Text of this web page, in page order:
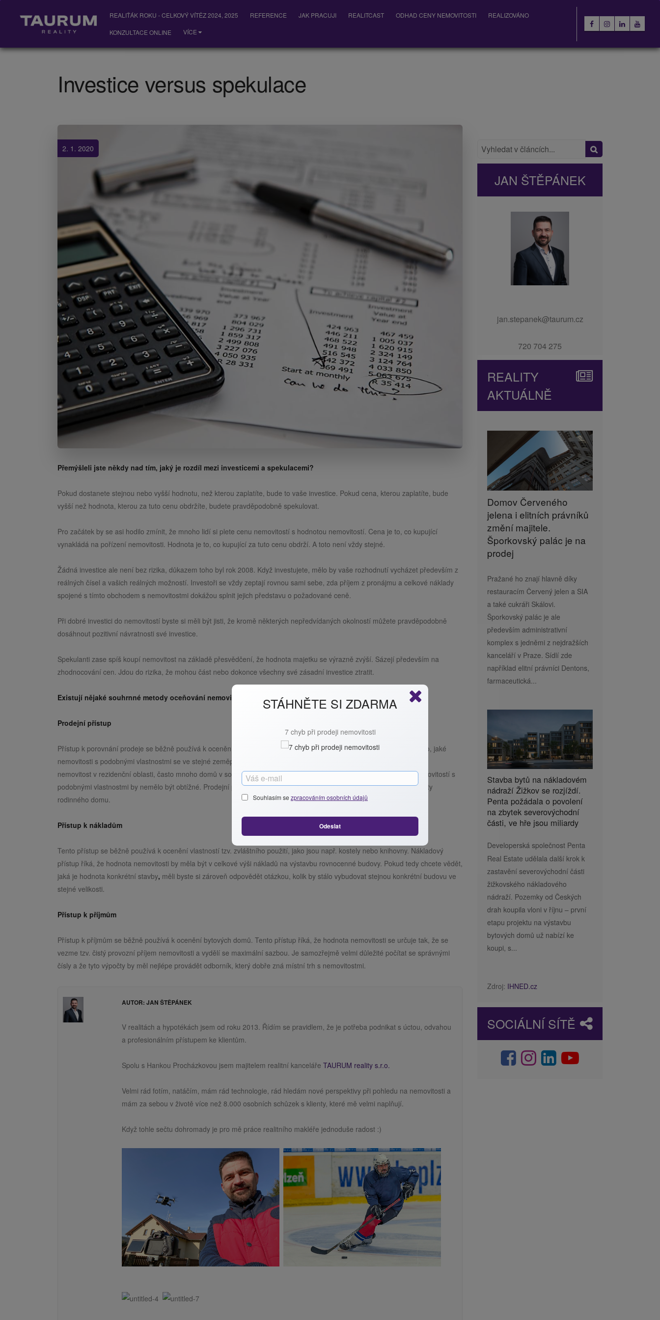
REALIŤÁK ROKU - CELKOVÝ VÍTĚZ 2024, 2025 REFERENCE JAK PRACUJI REALITCAST ODHAD CENY NEMOVITOSTI REALIZOVÁNO
KONZULTACE ONLINE VÍCE
Investice versus spekulace
2. 1. 2020
Přemýšleli jste někdy nad tím, jaký je rozdíl mezi investicemi a spekulacemi?
Pokud dostanete stejnou nebo vyšší hodnotu, než kterou zaplatíte, bude to vaše investice. Pokud cena, kterou zaplatíte, bude
vyšší než hodnota, kterou za tuto cenu obdržíte, budete pravděpodobně spekulovat.
Pro začátek by se asi hodilo zmínit, že mnoho lidí si plete cenu nemovitostí s hodnotou nemovitostí. Cena je to, co kupující
vynakládá na pořízení nemovitosti. Hodnota je to, co kupující za tuto cenu obdrží. A toto není vždy stejné.
Žádná investice ale není bez rizika, důkazem toho byl rok 2008. Když investujete, mělo by vaše rozhodnutí vycházet především z
reálných čísel a vašich reálných možností. Investoři se vždy zeptají rovnou sami sebe, zda příjem z pronájmu a celkové náklady
spojené s tímto obchodem s nemovitostmi dokážou splnit jejich představu o požadované ceně.
Při dobré investici do nemovitostí byste si měli být jisti, že kromě některých nepředvídaných okolností můžete pravděpodobně
dosáhnout pozitivní návratnosti své investice.
Spekulanti zase spíš koupí nemovitost na základě přesvědčení, že hodnota majetku se výrazně zvýší. Sázejí především na
zhodnocování cen. Jdou do rizika, že mohou část nebo dokonce všechny své zásadní investice ztratit.
Existují nějaké souhrnné metody oceňování nemovitostí?
Prodejní přístup
Přístup k porovnání prodeje se běžně používá k ocenění nemovitostí typu jako je byt nebo rodinný dům na základě toho, jaké
nemovitosti s podobnými vlastnostmi se ve stejné zeměpisné oblasti v poslední době prodaly. Pokud se budete dívat na
nemovitost v rezidenční oblasti, často mnoho domů v sousedství bylo postaveno stejným stavitelem, takže hledání nemovitostí s
podobnými vlastnostmi by nemělo být obtížné. Prodejní přístup je zároveň také užitečným ukazatelem současné hodnoty
rodinného domu.
Přístup k nákladům
Tento přístup se běžně používá k ocenění vlastností tzv. zvláštního použití, jako jsou např. kostely nebo knihovny. Nákladový
přístup říká, že hodnota nemovitosti by měla být v celkové výši nákladů na výstavbu rovnocenné budovy. Pokud tedy chcete vědět,
jaká je hodnota konkrétní stavby, měli byste si zároveň odpovědět otázkou, kolik by stálo vybudovat stejnou konkrétní budovu ve
stejné velikosti.
Přístup k příjmům
Přístup k příjmům se běžně používá k ocenění bytových domů. Tento přístup říká, že hodnota nemovitosti se určuje tak, že se
vezme tzv. čistý provozní příjem nemovitosti a vydělí se maximální sazbou. Je samozřejmě velmi důležité počítat se správnými
čísly a že tyto výpočty by měl nejlépe provádět odborník, který dobře zná místní trh s nemovitostmi.
AUTOR: JAN ŠTĚPÁNEK
V realitách a hypotékách jsem od roku 2013. Řídím se pravidlem, že je potřeba podnikat s úctou, odvahou
a profesionálním přístupem ke klientům.
Spolu s Hankou Procházkovou jsem majitelem realitní kancelářeTAURUM reality s.r.o.
Velmi rád fotím, natáčím, mám rád technologie, rád hledám nové perspektivy při pohledu na nemovitosti a
mám za sebou v životě více než 8.000 osobních schůzek s klienty, které mě velmi naplňují.
Když tohle sečtu dohromady je pro mě práce realitního makléře jednoduše radost :)
JAN ŠTĚPÁNEK
jan.stepanek@taurum.cz
720 704 275
REALITY
AKTUÁLNĚ
Domov Červeného
jelena i elitních právníků
změní majitele.
Šporkovský palác je na
prodej
Pražané ho znají hlavně díky
restauracím Červený jelen a SIA
a také cukráři Skálovi.
Šporkovský palác je ale
především administrativní
komplex s jedněmi z nejdražších
kanceláří v Praze. Sídlí zde
například elitní právníci Dentons,
farmaceutická...
Stavba bytů na nákladovém
nádraží Žižkov se rozjíždí.
Penta požádala o povolení
na zbytek severovýchodní
části, ve hře jsou miliardy
Developerská společnost Penta
Real Estate udělala další krok k
zastavění severovýchodní části
žižkovského nákladového
nádraží. Pozemky od Českých
drah koupila vloni v říjnu – první
etapu projektu na výstavbu
bytových domů už nabízí ke
koupi, s...
Zdroj: IHNED.cz
SOCIÁLNÍ SÍTĚ
STÁHNĚTE SI ZDARMA
7 chyb při prodeji nemovitosti
Souhlasím se zpracováním osobních údajů
Odeslat